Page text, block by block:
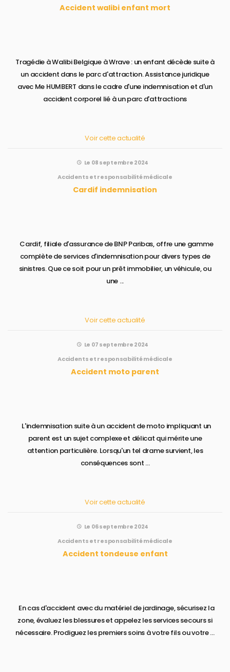
Accident walibi enfant mort
Tragédie à Walibi Belgique à Wrave : un enfant décède suite à
un accident dans le parc d'attraction. Assistance juridique
avec Me HUMBERT dans le cadre d'une indemnisation et d'un
accident corporel lié à un parc d'attractions
Voir cette actualité
Le 08 septembre 2024
Accidents et responsabilité médicale
Cardif indemnisation
Cardif, filiale d'assurance de BNP Paribas, offre une gamme
complète de services d'indemnisation pour divers types de
sinistres. Que ce soit pour un prêt immobilier, un véhicule, ou
une ...
Voir cette actualité
Le 07 septembre 2024
Accidents et responsabilité médicale
Accident moto parent
L'indemnisation suite à un accident de moto impliquant un
parent est un sujet complexe et délicat qui mérite une
attention particulière. Lorsqu'un tel drame survient, les
conséquences sont ...
Voir cette actualité
Le 06 septembre 2024
Accidents et responsabilité médicale
Accident tondeuse enfant
En cas d'accident avec du matériel de jardinage, sécurisez la
zone, évaluez les blessures et appelez les services secours si
nécessaire. Prodiguez les premiers soins à votre fils ou votre ...